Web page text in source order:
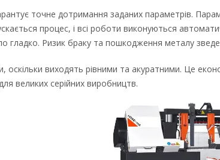
точне дотримання заданих параметрів.
процес, і всі роботи виконуються
гладко. Ризик браку та пошкодження металу
виходять рівними та акуратними. Це
великих серійних виробництв.